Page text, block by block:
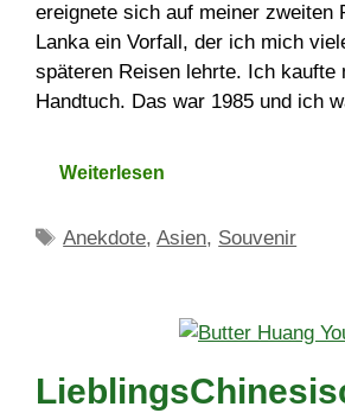
ereignete sich auf meiner zweiten
Lanka ein Vorfall, der ich mich
späteren Reisen lehrte. Ich kaufte
Handtuch. Das war 1985 und ich
Weiterlesen
Schlagwörter
Anekdote,Asien, Souvenir